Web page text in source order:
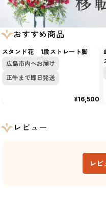
おすすめ商品
スタンド花 1段ストレート脚
広島市内へお届け
正午まで即日発送
¥16,500
レビュー
レビ